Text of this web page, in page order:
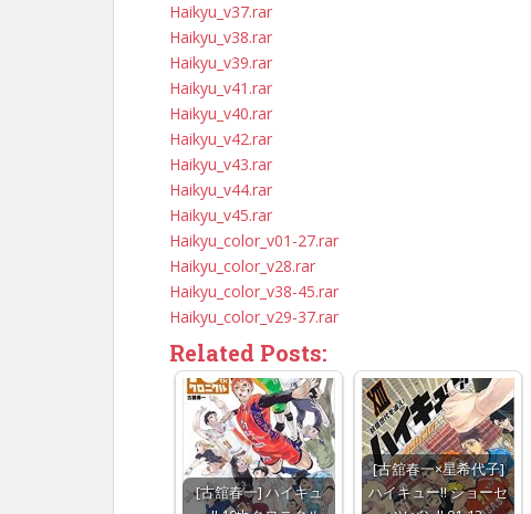
Haikyu_v37.rar
Haikyu_v38.rar
Haikyu_v39.rar
Haikyu_v41.rar
Haikyu_v40.rar
Haikyu_v42.rar
Haikyu_v43.rar
Haikyu_v44.rar
Haikyu_v45.rar
Haikyu_color_v01-27.rar
Haikyu_color_v28.rar
Haikyu_color_v38-45.rar
Haikyu_color_v29-37.rar
Related Posts:
[古舘春一] ハイキュ
[古舘春一×星希代子]
ハイキュー!! ショーセ